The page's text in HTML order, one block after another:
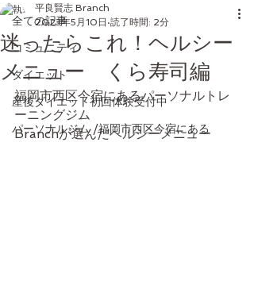
全ての記事
コミュニティ
ダイエット
産後ダイエット初回体験受付中
パーソナルジム /福岡市西区今宿にある
迷ったらこれ！ヘルシー
メニュー くら寿司編
平良賢志 Branch
2023年5月10日 読了時間: 2分
福岡市西区今宿にあるパーソナルトレ
ーニングジム
Branchが選んだヘルシーメニュー